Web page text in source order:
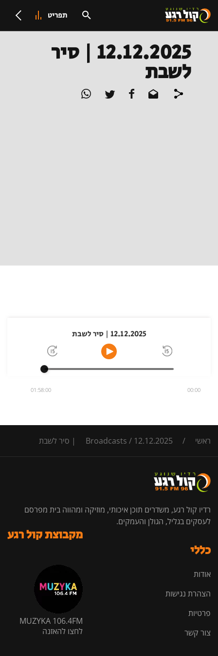
תפריט
12.12.2025 | סיר
לשבת
12.12.2025 | סיר לשבת
00:00
01:58:00
ראשי /
Broadcasts / 12.12.2025 | סיר לשבת
רדיו קול רגע, משדרים תוכן איכותי, מוזיקה ומהווה בית מפרסם
לעסקים בגליל, הגולן והעמקים.
כללי
אודות
הצהרת נגישות
פרטיות
צור קשר
מקבוצת קול רגע
MUZYKA 106.4FM
לחצו להאזנה